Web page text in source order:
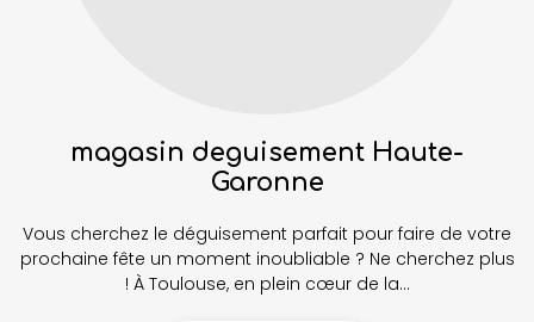
magasin deguisement Haute-
Garonne
Vous cherchez le déguisement parfait pour faire de votre
prochaine fête un moment inoubliable ? Ne cherchez plus
! À Toulouse, en plein cœur de la...